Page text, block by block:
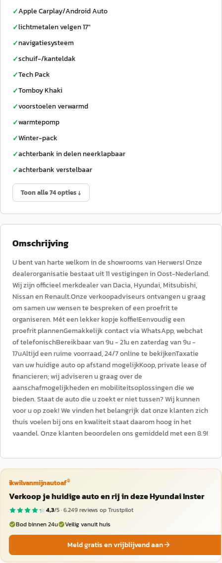
✓Apple Carplay/Android Auto
✓lichtmetalen velgen 17"
✓navigatiesysteem
✓schuif-/kanteldak
✓Tech Pack
✓Tomboy Khaki
✓voorstoelen verwarmd
✓warmtepomp
✓Winter-pack
✓achterbank in delen neerklapbaar
✓achterbank verstelbaar
Toon alle 74 opties ↓
Omschrijving
U bent van harte welkom in de showrooms van Herwers! Onze
dealerorganisatie bestaat uit 11 vestigingen in Oost-Nederland.
Wij zijn officieel merkdealer van Dacia, Hyundai, Mitsubishi,
Nissan en Renault.Onze verkoopadviseurs ontvangen u graag
om samen uw wensen te bespreken of een proefrit te
organiseren. Mét een lekker kopje koffie!Eenvoudig een
proefrit plannenGemakkelijk contact via WhatsApp, webchat
of telefonischBereikbaar van 9u - 21u en zaterdag van 9u -
17uAltijd een ruime voorraad, 24/7 online te bekijkenTaxatie
van uw huidige auto op afstand mogelijkKoop, private lease of
financieren; wij adviseren u graag over de
aanschafmogelijkheden en mobiliteitsoplossingen die we
bieden. Staat de auto die u zoekt er niet tussen? Wij kunnen
voor u op zoek! We vinden het belangrijk dat onze klanten zich
thuis voelen bij ons en kwaliteit staat daarom hoog in het
vaandel. Onze klanten beoordelen ons gemiddeld met een 8.9!
ikwilvanmijnautoaf®
Verkoop je huidige auto en rij in deze Hyundai Inster
4,3/5 ·6.249reviews op Trustpilot
Bod binnen 24u
Veilig vanuit huis
Meld gratis en vrijblijvend aan